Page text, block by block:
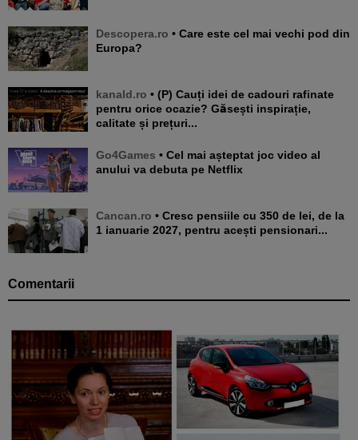
Descopera.ro • Care este cel mai vechi pod din
Europa?
kanald.ro • (P) Cauți idei de cadouri rafinate
pentru orice ocazie? Găsești inspirație,
calitate și prețuri...
Go4Games • Cel mai așteptat joc video al
anului va debuta pe Netflix
Cancan.ro • Cresc pensiile cu 350 de lei, de la
1 ianuarie 2027, pentru acești pensionari...
Comentarii